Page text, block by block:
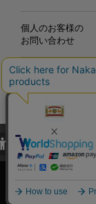
個人のお客様の
お問い合わせ
Copyright©2000-2026
Nakagawa Masashichi
当サイトでは、当
び利便性向上のた
関しては「プライバ
承諾する